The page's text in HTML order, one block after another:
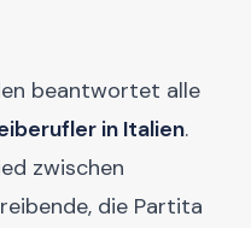
beantwortet alle
in Italien.
zwischen
die Partita